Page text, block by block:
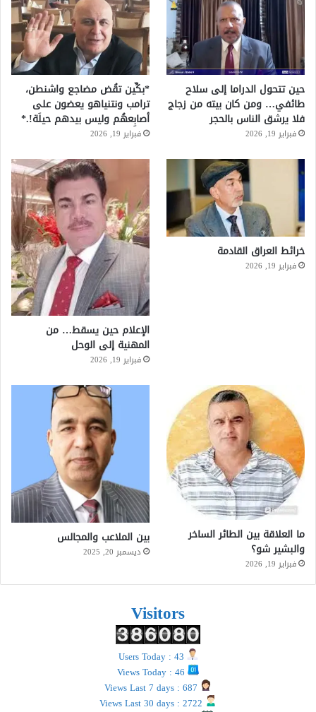
حين تتحول الدراما إلى سلاح
طائفي… ومن كان بيته من زجاج
فلا يرشق الناس بالحجر
فبراير 19, 2026
*بكِّين تقُض مضاجع واشنطن،
ترامب ونتنياهو يعضون على
أصابِعهُم وليس بيدهم حيلَة!.*
فبراير 19, 2026
خرائط العراق القادمة
فبراير 19, 2026
الإعلام حين يسقط… من
المهنية إلى الوحل
فبراير 19, 2026
ما العلاقة بين الطائر الساخر
والبشير شو؟
فبراير 19, 2026
بين الملاعب والمجالس
ديسمبر 20, 2025
Visitors